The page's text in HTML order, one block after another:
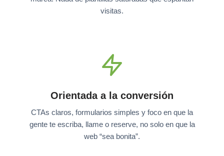
visitas.
Orientada a la conversión
CTAs claros, formularios simples y foco en que la
gente te escriba, llame o reserve, no solo en que la
web “sea bonita”.